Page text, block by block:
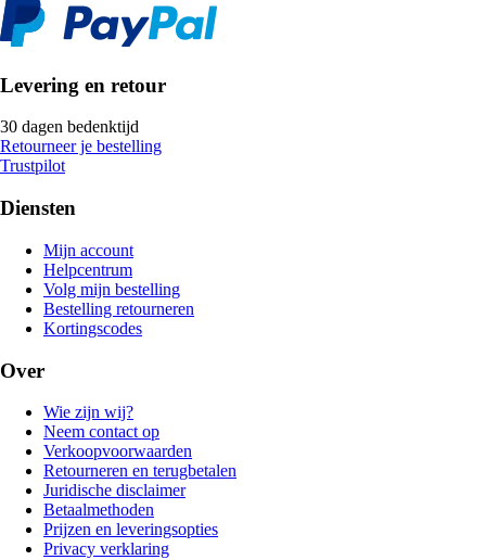
Levering en retour
30 dagen bedenktijd
Retourneer je bestelling
Trustpilot
Diensten
Mijn account
Helpcentrum
Volg mijn bestelling
Bestelling retourneren
Kortingscodes
Over
Wie zijn wij?
Neem contact op
Verkoopvoorwaarden
Retourneren en terugbetalen
Juridische disclaimer
Betaalmethoden
Prijzen en leveringsopties
Privacy verklaring